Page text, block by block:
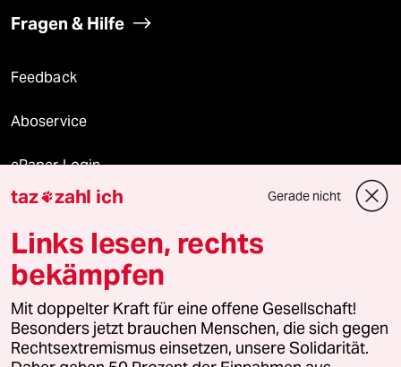
Fragen & Hilfe
Feedback
Aboservice
ePaper Login
Downloads für Abonnierende
© 2026 taz Verlags und Vertriebs GmbH
Alle Rechte vorbehalten. Bei rechtlichen Fragen oder für Genehmigungen
wenden Sie sich bitte an
lizenzen@taz.de
taz zahl ich Gerade nicht
Links lesen, rechts
bekämpfen
Mit doppelter Kraft für eine offene Gesellschaft!
Besonders jetzt brauchen Menschen, die sich gegen
Rechtsextremismus einsetzen, unsere Solidarität.